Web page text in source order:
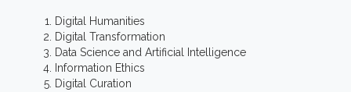
Digital Humanities
Digital Transformation
Data Science and Artificial Intelligence
Information Ethics
Digital Curation